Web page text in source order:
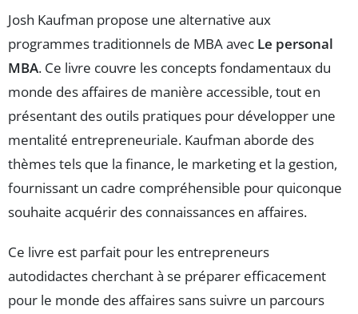
Josh Kaufman propose une alternative aux
programmes traditionnels de MBA avec Le personal
MBA. Ce livre couvre les concepts fondamentaux du
monde des affaires de manière accessible, tout en
présentant des outils pratiques pour développer une
mentalité entrepreneuriale. Kaufman aborde des
thèmes tels que la finance, le marketing et la gestion,
fournissant un cadre compréhensible pour quiconque
souhaite acquérir des connaissances en affaires.
Ce livre est parfait pour les entrepreneurs
autodidactes cherchant à se préparer efficacement
pour le monde des affaires sans suivre un parcours